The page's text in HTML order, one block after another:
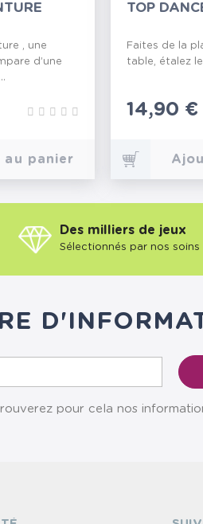
, une
d’une
panier
TOP
Faites de la
table, étalez
Prix
14,90 €
Des milliers de jeux
Sélectionnés par nos soins
pour cela nos